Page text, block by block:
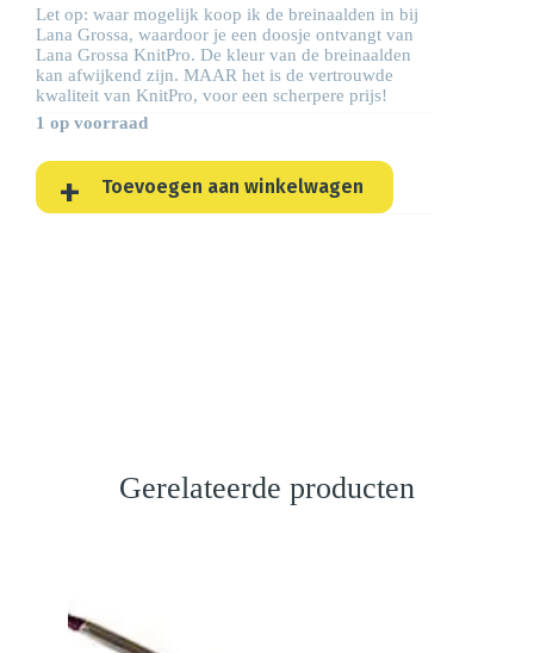
Let op: waar mogelijk koop ik de breinaalden in bij
Lana Grossa, waardoor je een doosje ontvangt van
Lana Grossa KnitPro. De kleur van de breinaalden
kan afwijkend zijn. MAAR het is de vertrouwde
kwaliteit van KnitPro, voor een scherpere prijs!
1 op voorraad
Toevoegen aan winkelwagen
Gerelateerde producten